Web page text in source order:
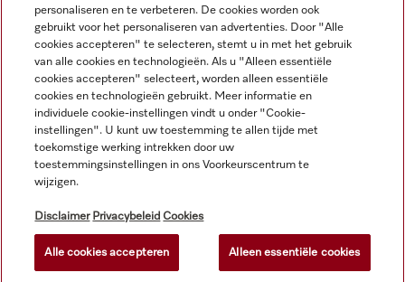
decoratiemateriaal.
© Miele & Cie. KG.
personaliseren en te verbeteren. De cookies worden ook
gebruikt voor het personaliseren van advertenties. Door "Alle
cookies accepteren" te selecteren, stemt u in met het gebruik
van alle cookies en technologieën. Als u "Alleen essentiële
cookies accepteren" selecteert, worden alleen essentiële
cookies en technologieën gebruikt. Meer informatie en
individuele cookie-instellingen vindt u onder "Cookie-
instellingen". U kunt uw toestemming te allen tijde met
toekomstige werking intrekken door uw
toestemmingsinstellingen in ons Voorkeurscentrum te
wijzigen.
Disclaimer Privacybeleid Cookies
Alle cookies accepteren Alleen essentiële cookies